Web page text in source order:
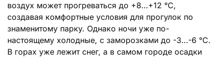
воздух может прогреваться до +8…+12 °C,
создавая комфортные условия для прогулок по
знаменитому парку. Однако ночи уже по-
настоящему холодные, с заморозками до -3…-6 °C.
В горах уже лежит снег, а в самом городе осадки